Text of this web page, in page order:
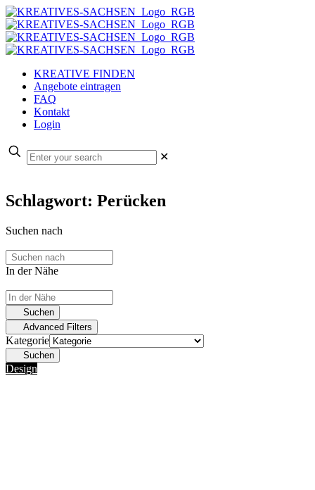
KREATIVE FINDEN
Angebote eintragen
FAQ
Kontakt
Login
✕
Schlagwort: Perücken
Suchen nach
In der Nähe
Suchen
Advanced Filters
Kategorie
Suchen
Design